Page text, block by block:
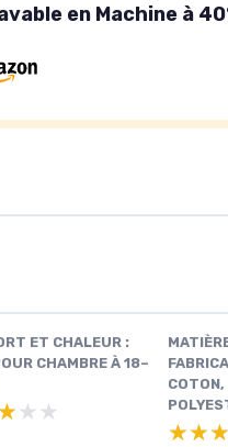
en Machine à
ET CHALEUR :
CHAMBRE À 18–
COTON,